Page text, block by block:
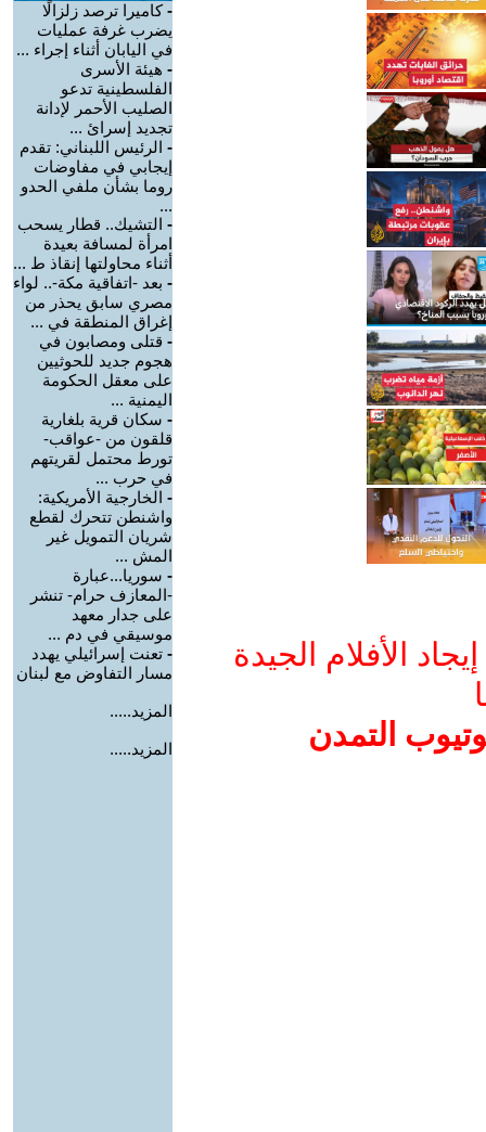
الأفلام الجيدة
التمدن
-كاميرا ترصد زلزالًا
يضرب غرفة عمليات
في اليابان أثناء إجراء ...
- هيئة الأسرى
الفلسطينية تدعو
الصليب الأحمر لإدانة
تجديد إسرائ ...
- الرئيس اللبناني: تقدم
إيجابي في مفاوضات
روما بشأن ملفي الحدو
...
- التشيك.. قطار يسحب
امرأة لمسافة بعيدة
أثناء محاولتها إنقاذ ط ...
- بعد -اتفاقية مكة-.. لواء
مصري سابق يحذر من
إغراق المنطقة في ...
- قتلى ومصابون في
هجوم جديد للحوثيين
على معقل الحكومة
اليمنية ...
- سكان قرية بلغارية
قلقون من -عواقب-
تورط محتمل لقريتهم
في حرب ...
- الخارجية الأمريكية:
واشنطن تتحرك لقطع
شريان التمويل غير
المش ...
- سوريا...عبارة
-المعازف حرام- تنشر
على جدار معهد
موسيقي في دم ...
- تعنت إسرائيلي يهدد
مسار التفاوض مع لبنان
المزيد.....
المزيد.....